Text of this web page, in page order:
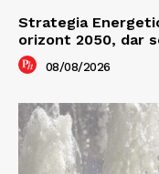
Strategia
orizont 2050, dar
08/08/2026